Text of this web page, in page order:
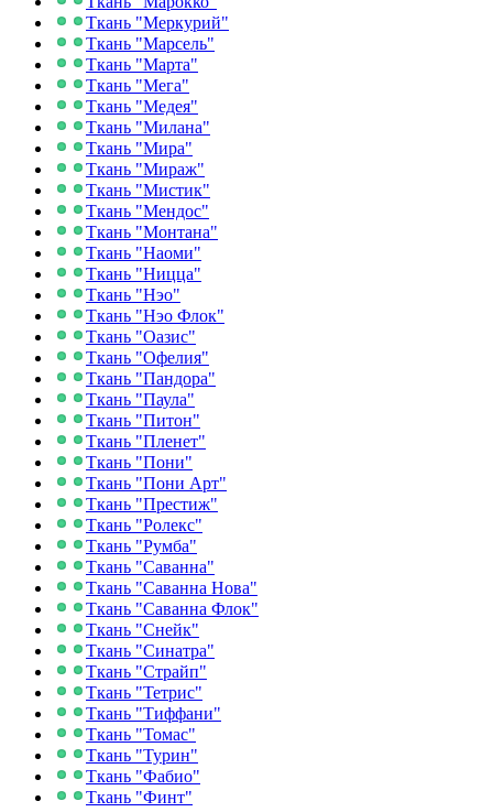
Ткань "Меркурий"
Ткань "Марсель"
Ткань "Марта"
Ткань "Мега"
Ткань "Медея"
Ткань "Милана"
Ткань "Мира"
Ткань "Мираж"
Ткань "Мистик"
Ткань "Мендос"
Ткань "Монтана"
Ткань "Наоми"
Ткань "Ницца"
Ткань "Нэо"
Ткань "Нэо Флок"
Ткань "Оазис"
Ткань "Офелия"
Ткань "Пандора"
Ткань "Паула"
Ткань "Питон"
Ткань "Пленет"
Ткань "Пони"
Ткань "Пони Арт"
Ткань "Престиж"
Ткань "Ролекс"
Ткань "Румба"
Ткань "Саванна"
Ткань "Саванна Нова"
Ткань "Саванна Флок"
Ткань "Снейк"
Ткань "Синатра"
Ткань "Страйп"
Ткань "Тетрис"
Ткань "Тиффани"
Ткань "Томас"
Ткань "Турин"
Ткань "Фабио"
Ткань "Финт"